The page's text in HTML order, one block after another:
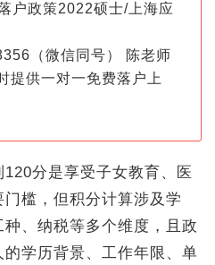
户政策2022硕士/上海应
（微信同号） 陈老师
提供一对一免费落户上
分是享受子女教育、医
槛，但积分计算涉及学
、纳税等多个维度，且政
学历背景、工作年限、单